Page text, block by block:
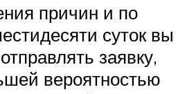
причин и по
суток вы
заявку,
вероятностью